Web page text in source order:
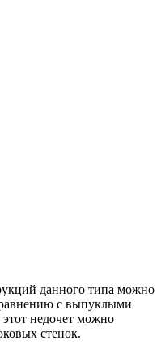
данного типа можно
с выпуклыми
недочет можно
стенок.